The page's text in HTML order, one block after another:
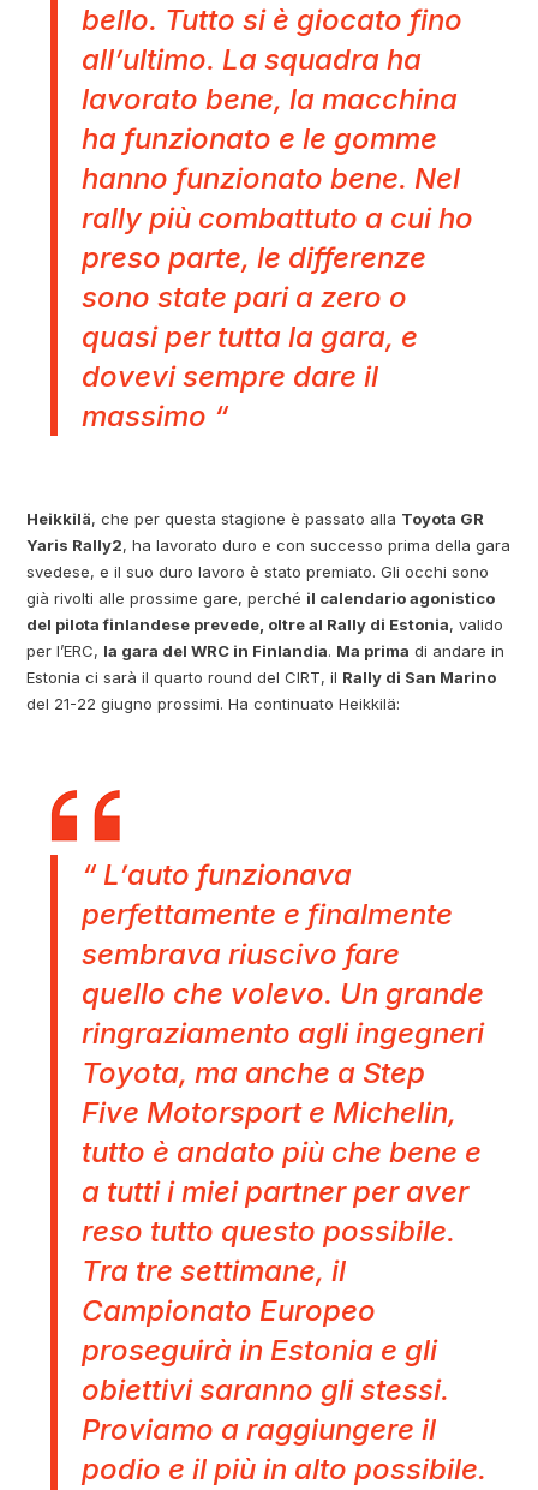
bello. Tutto si è giocato fino
all’ultimo. La squadra ha
lavorato bene, la macchina
ha funzionato e le gomme
hanno funzionato bene. Nel
rally più combattuto a cui ho
preso parte, le differenze
sono state pari a zero o
quasi per tutta la gara, e
dovevi sempre dare il
massimo “
Heikkilä, che per questa stagione è passato alla Toyota GR
Yaris Rally2, ha lavorato duro e con successo prima della gara
svedese, e il suo duro lavoro è stato premiato. Gli occhi sono
già rivolti alle prossime gare, perché il calendario agonistico
del pilota finlandese prevede, oltre al Rally di Estonia, valido
per l’ERC, la gara del WRC in Finlandia. Ma prima di andare in
Estonia ci sarà il quarto round del CIRT, il Rally di San Marino
del 21-22 giugno prossimi. Ha continuato Heikkilä:
“ L’auto funzionava
perfettamente e finalmente
sembrava riuscivo fare
quello che volevo. Un grande
ringraziamento agli ingegneri
Toyota, ma anche a Step
Five Motorsport e Michelin,
tutto è andato più che bene e
a tutti i miei partner per aver
reso tutto questo possibile.
Tra tre settimane, il
Campionato Europeo
proseguirà in Estonia e gli
obiettivi saranno gli stessi.
Proviamo a raggiungere il
podio e il più in alto possibile.